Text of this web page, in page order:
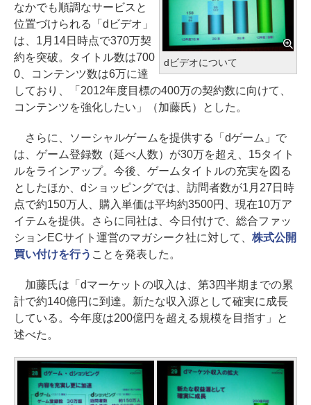
dビデオについて
なかでも順調なサービスと
位置づけられる「dビデオ」
は、1月14日時点で370万契
約を突破。タイトル数は700
0、コンテンツ数は6万に達
しており、「2012年度目標の400万の契約数に向けて、
コンテンツを強化したい」（加藤氏）とした。
さらに、ソーシャルゲームを提供する「dゲーム」で
は、ゲーム登録数（延べ人数）が30万を超え、15タイト
ルをラインアップ。今後、ゲームタイトルの充実を図る
としたほか、dショッピングでは、訪問者数が1月27日時
点で約150万人、購入単価は平均約3500円、現在10万ア
イテムを提供。さらに同社は、今日付けで、総合ファッ
ションECサイト運営のマガシーク社に対して、 株式公開
買い付けを行う ことを発表した。
加藤氏は「dマーケットの収入は、第3四半期までの累
計で約140億円に到達。新たな収入源として確実に成長
している。今年度は200億円を超える規模を目指す」と
述べた。